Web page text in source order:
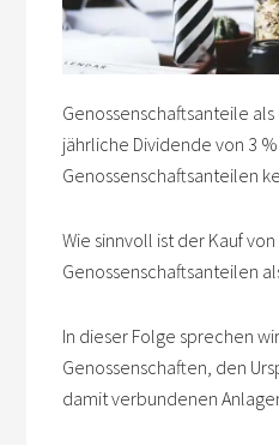
Genossenschaftsanteile
jährliche Dividende von 3
Genossenschaftsanteilen
Wie sinnvoll ist der Kauf von
Genossenschaftsanteilen
In dieser Folge sprechen
Genossenschaften, den
damit verbundenen